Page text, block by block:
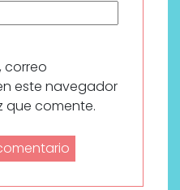
correo
este navegador
que comente.